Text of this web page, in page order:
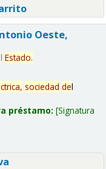
Oeste,
l Estado.
sociedad del
préstamo: Signatura